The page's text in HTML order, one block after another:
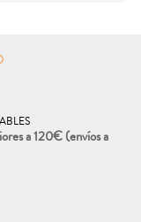
a 120€(envíos a